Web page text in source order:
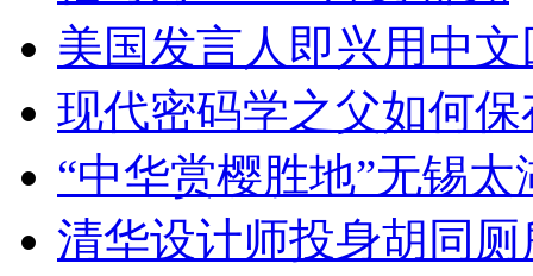
美国发言人即兴用中
现代密码学之父如何
“中华赏樱胜地”无锡
清华设计师投身胡同